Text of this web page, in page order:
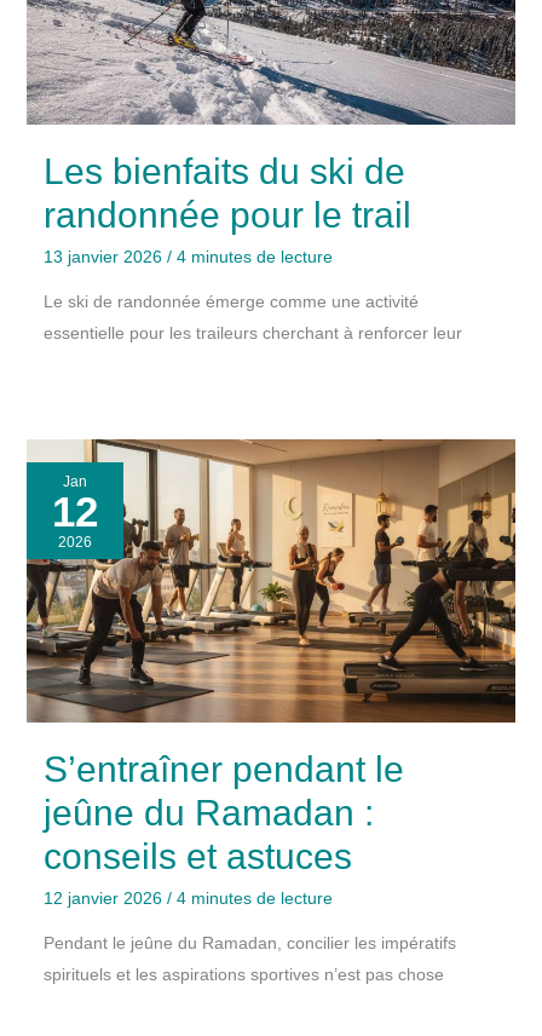
Les bienfaits du ski de
randonnée pour le trail
13 janvier 2026 / 4 minutes de lecture
Le ski de randonnée émerge comme une activité
essentielle pour les traileurs cherchant à renforcer leur
Jan
12
2026
S’entraîner pendant le
jeûne du Ramadan :
conseils et astuces
12 janvier 2026 / 4 minutes de lecture
Pendant le jeûne du Ramadan, concilier les impératifs
spirituels et les aspirations sportives n’est pas chose